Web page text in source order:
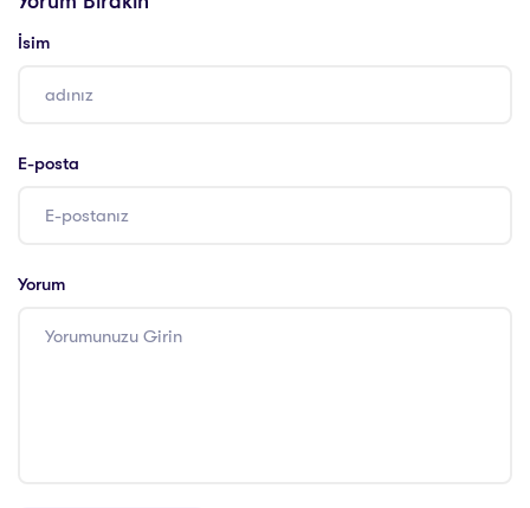
İsim
E-posta
Yorum